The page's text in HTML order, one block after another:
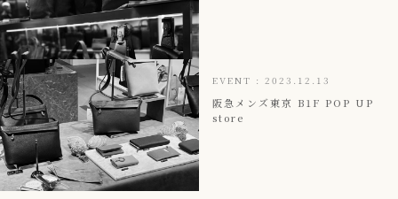
EVENT : 2023.12.13
阪急メンズ東京 B1F POP UP
store